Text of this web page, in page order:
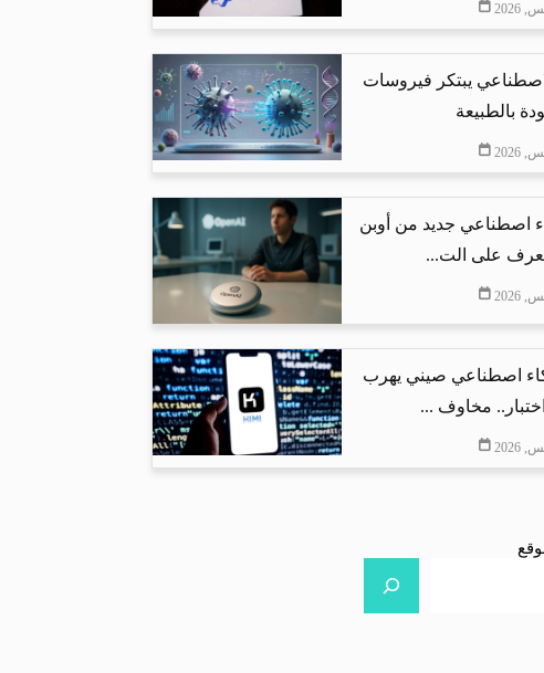
يبتكر فيروسات
بالطبيعة
اصطناعي جديد من أوبن
تعرف على الت...
اصطناعي صيني يهرب
مخاوف ...